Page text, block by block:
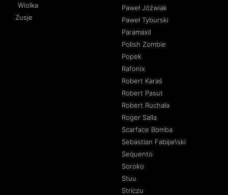
Wiolka
Zusje
Paweł Jóźwiak
Paweł Tyburski
Paramaxil
Polish Zombie
Popek
Rafonix
Robert Karaś
Robert Pasut
Robert Ruchała
Roger Salla
Scarface Bomba
Sebastian Fabijański
Sequento
Soroko
Stuu
Striczu